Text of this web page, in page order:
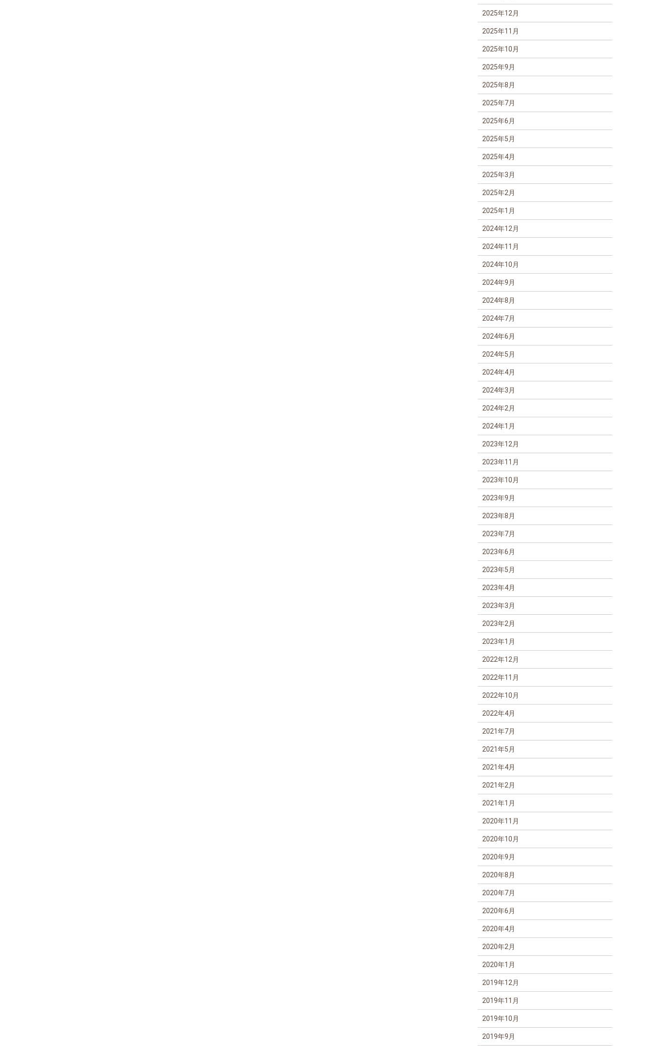
2025年12月
2025年11月
2025年10月
2025年9月
2025年8月
2025年7月
2025年6月
2025年5月
2025年4月
2025年3月
2025年2月
2025年1月
2024年12月
2024年11月
2024年10月
2024年9月
2024年8月
2024年7月
2024年6月
2024年5月
2024年4月
2024年3月
2024年2月
2024年1月
2023年12月
2023年11月
2023年10月
2023年9月
2023年8月
2023年7月
2023年6月
2023年5月
2023年4月
2023年3月
2023年2月
2023年1月
2022年12月
2022年11月
2022年10月
2022年4月
2021年7月
2021年5月
2021年4月
2021年2月
2021年1月
2020年11月
2020年10月
2020年9月
2020年8月
2020年7月
2020年6月
2020年4月
2020年2月
2020年1月
2019年12月
2019年11月
2019年10月
2019年9月